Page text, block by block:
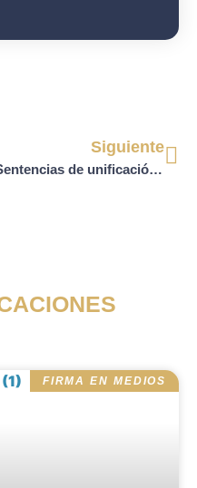
Siguiente
Sentencias de unificación de contenido laboral Sala Plena y Sección Segunda del Consejo de Estado
FIRMA EN MEDIOS